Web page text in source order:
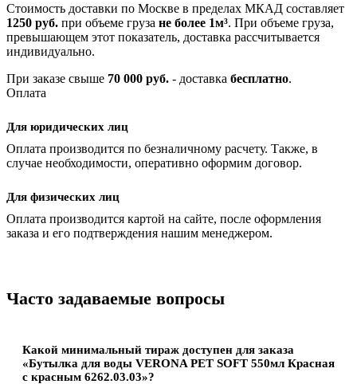
Стоимость доставки по Москве в пределах МКАД составляет
1250 руб. при объеме груза не более 1м³. При объеме груза,
превышающем этот показатель, доставка рассчитывается
индивидуально.
При заказе свыше 70 000 руб. - доставка бесплатно.
Оплата
Для юридических лиц
Оплата производится по безналичному расчету. Также, в
случае необходимости, оперативно оформим договор.
Для физических лиц
Оплата производится картой на сайте, после оформления
заказа и его подтверждения нашим менеджером.
Часто задаваемые вопросы
Какой минимальный тираж доступен для заказа
«Бутылка для воды VERONA PET SOFT 550мл Красная
с красным 6262.03.03»?